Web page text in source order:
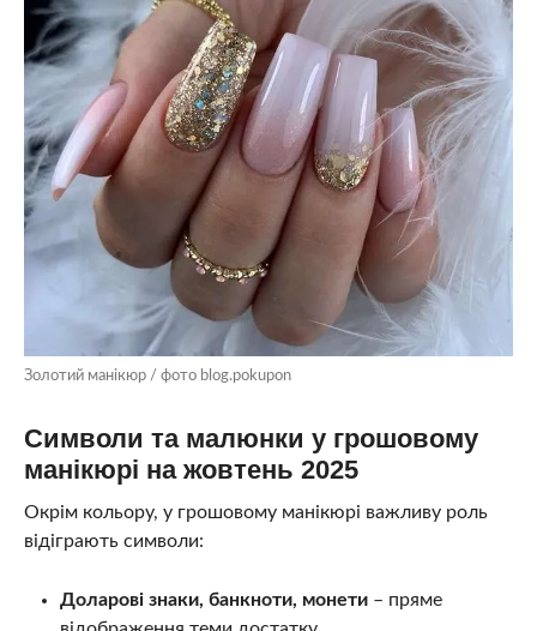
Золотий манікюр / фото blog.pokupon
Символи та малюнки у грошовому
манікюрі на жовтень 2025
Окрім кольору, у грошовому манікюрі важливу роль
відіграють символи:
Доларові знаки, банкноти, монети– пряме